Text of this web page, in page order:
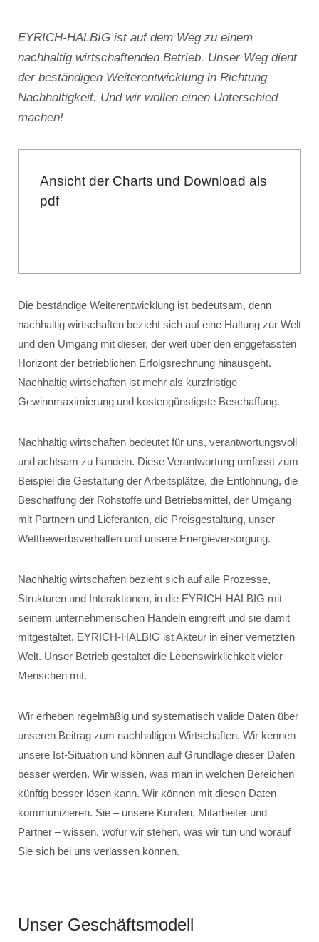
EYRICH-HALBIG ist auf dem Weg zu einem
nachhaltig wirtschaftenden Betrieb. Unser Weg dient
der beständigen Weiterentwicklung in Richtung
Nachhaltigkeit. Und wir wollen einen Unterschied
machen!
Ansicht der Charts und Download als
pdf
Die beständige Weiterentwicklung ist bedeutsam, denn
nachhaltig wirtschaften bezieht sich auf eine Haltung zur Welt
und den Umgang mit dieser, der weit über den enggefassten
Horizont der betrieblichen Erfolgsrechnung hinausgeht.
Nachhaltig wirtschaften ist mehr als kurzfristige
Gewinnmaximierung und kostengünstigste Beschaffung.
Nachhaltig wirtschaften bedeutet für uns, verantwortungsvoll
und achtsam zu handeln. Diese Verantwortung umfasst zum
Beispiel die Gestaltung der Arbeitsplätze, die Entlohnung, die
Beschaffung der Rohstoffe und Betriebsmittel, der Umgang
mit Partnern und Lieferanten, die Preisgestaltung, unser
Wettbewerbsverhalten und unsere Energieversorgung.
Nachhaltig wirtschaften bezieht sich auf alle Prozesse,
Strukturen und Interaktionen, in die EYRICH-HALBIG mit
seinem unternehmerischen Handeln eingreift und sie damit
mitgestaltet. EYRICH-HALBIG ist Akteur in einer vernetzten
Welt. Unser Betrieb gestaltet die Lebenswirklichkeit vieler
Menschen mit.
Wir erheben regelmäßig und systematisch valide Daten über
unseren Beitrag zum nachhaltigen Wirtschaften. Wir kennen
unsere Ist-Situation und können auf Grundlage dieser Daten
besser werden. Wir wissen, was man in welchen Bereichen
künftig besser lösen kann. Wir können mit diesen Daten
kommunizieren. Sie – unsere Kunden, Mitarbeiter und
Partner – wissen, wofür wir stehen, was wir tun und worauf
Sie sich bei uns verlassen können.
Unser Geschäftsmodell